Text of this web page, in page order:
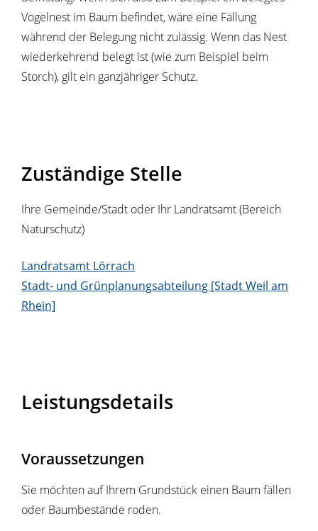
Vogelnest im Baum befindet, wäre eine Fällung
während der Belegung nicht zulässig. Wenn das Nest
wiederkehrend belegt ist(wie zum Beispiel beim
Storch), gilt ein ganzjähriger Schutz.
Zuständige Stelle
Ihre Gemeinde/Stadt oder Ihr Landratsamt (Bereich
Naturschutz)
Landratsamt Lörrach
Stadt- und Grünplanungsabteilung [Stadt Weil am
Rhein]
Leistungsdetails
Voraussetzungen
Sie möchten auf Ihrem Grundstück einen Baum fällen
oder Baumbestände roden.